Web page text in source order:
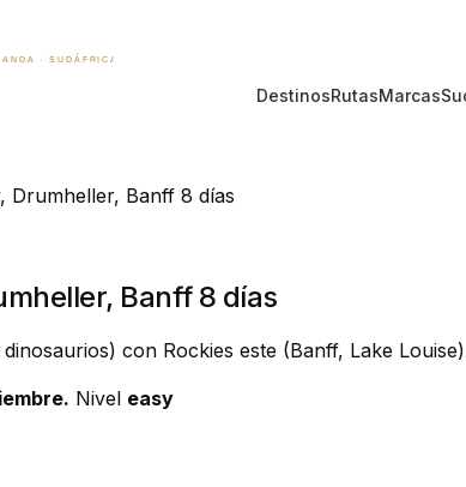
DestinosRutasMarcas
Drumheller, Banff 8 días
Banff 8 días
con Rockies este (Banff, Lake
Nivel easy